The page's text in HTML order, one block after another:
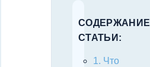
СОДЕРЖАНИЕ
СТАТЬИ:
Что